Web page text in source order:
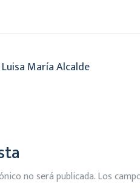
María Alcalde
no será publicada.Los